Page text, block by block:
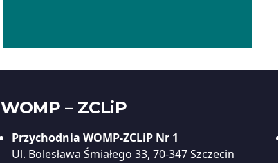
WOMP – ZCLiP
Przychodnia WOMP-ZCLiP Nr 1
Ul. Bolesława Śmiałego 33, 70-347 Szczecin